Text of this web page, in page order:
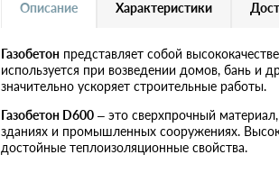
Газобетон Могилевский
Газобетон Белорусский SLS
Газобетон Белорусский
(БЦК)
Описание Характеристики
Газобетон представляет собой
используется при возведении домов, бань и
значительно ускоряет строительные работы.
Газобетон D600 – это сверхпрочный
зданиях и промышленных сооружениях.
достойные теплоизоляционные свойства.